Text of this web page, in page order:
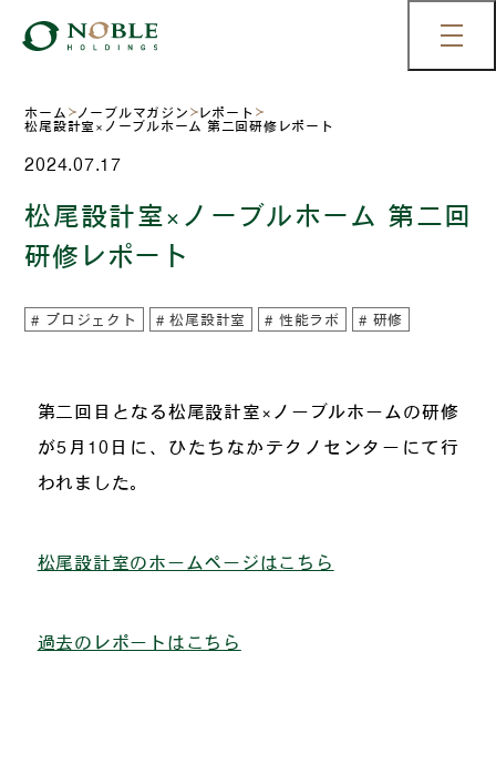
ホーム ノーブルマガジン
レポート
松尾設計室×ノーブルホーム 第二回研修レポート
2024.07.17
松尾設計室×ノーブルホーム 第二回
研修レポート
プロジェクト 松尾設計室 性能ラボ 研修
第二回目となる松尾設計室×ノーブルホームの研修
が5月10日に、ひたちなかテクノセンターにて行
われました。
松尾設計室のホームページはこちら
過去のレポートはこちら